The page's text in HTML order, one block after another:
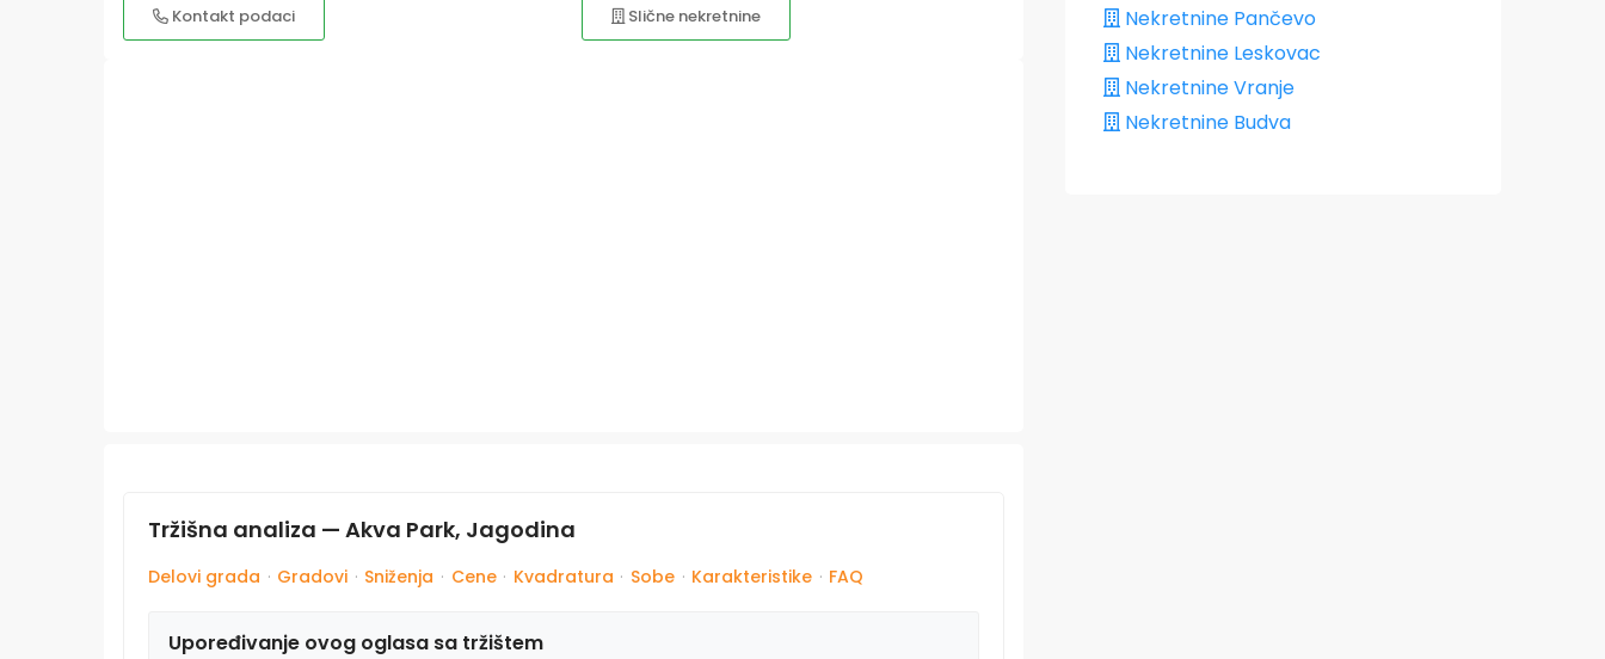
Kontakt podaci Slične nekretnine
Tržišna analiza — Akva Park, Jagodina
Delovi grada · Gradovi · Sniženja · Cene · Kvadratura · Sobe · Karakteristike · FAQ
Upoređivanje ovog oglasa sa tržištem
Nekretnine Pančevo
Nekretnine Leskovac
Nekretnine Vranje
Nekretnine Budva